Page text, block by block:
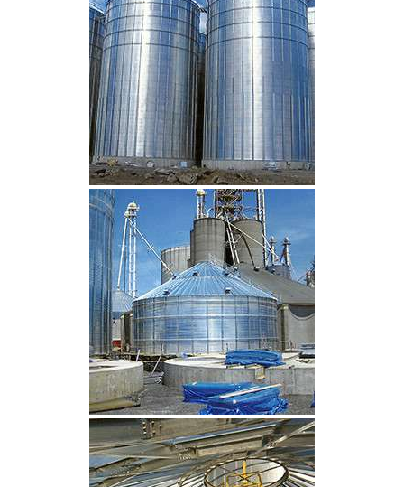
CLIQUEZ POUR AGRANDIR
CLIQUEZ POUR AGRANDIR